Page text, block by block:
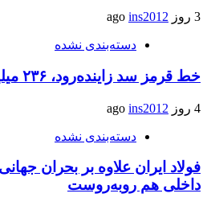
3 روز ago ins2012
دسته‌بندی نشده
خط قرمز سد زاینده‌رود، ۲۳۶ میلیون مترمکعب است
4 روز ago ins2012
دسته‌بندی نشده
فولاد ایران علاوه بر بحران
داخلی هم روبه‌روست